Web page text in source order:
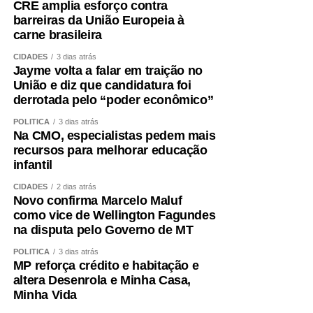
de que outro nome será indicado para ocupar a vaga de
vice.
Não se trata apenas de uma mudança de candidatura.
Trata-se da forma como a política é conduzida.
Quem pretende governar um Estado precisa, antes de
tudo, demonstrar que sua palavra tem valor. Precisa
respeitar compromissos, aliados e pessoas que
aceitaram caminhar ao seu lado. Não é possível pedir
confiança a mais de três milhões de mato-grossenses
quando não se consegue honrar compromissos
assumidos dentro da própria casa.
O que ocorreu comigo representa uma falta de respeito
não apenas pessoal, mas política. Um projeto foi
prejudicado, pessoas que acreditaram nele foram
desconsideradas e compromissos formalmente
CRE amplia esforço contra
barreiras da União Europeia à
carne brasileira
CIDADES 3 dias atrás
Jayme volta a falar em traição no
União e diz que candidatura foi
derrotada pelo “poder econômico”
POLÍTICA 3 dias atrás
Na CMO, especialistas pedem mais
recursos para melhorar educação
infantil
CIDADES 2 dias atrás
Novo confirma Marcelo Maluf
como vice de Wellington Fagundes
na disputa pelo Governo de MT
POLÍTICA 3 dias atrás
MP reforça crédito e habitação e
altera Desenrola e Minha Casa,
Minha Vida